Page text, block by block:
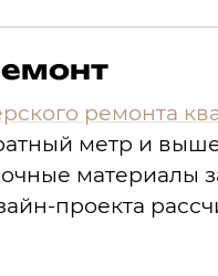
ремонта
метр и
материалы
проекта